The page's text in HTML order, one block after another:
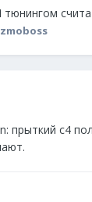
прыткий с4